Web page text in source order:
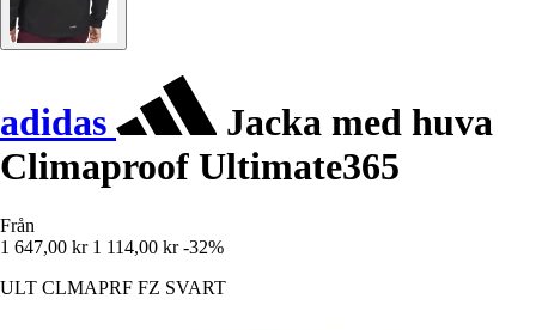
adidas
Jacka med huva
Climaproof Ultimate365
Från
1 647,00 kr 1 114,00 kr -32%
ULT CLMAPRF FZ SVART